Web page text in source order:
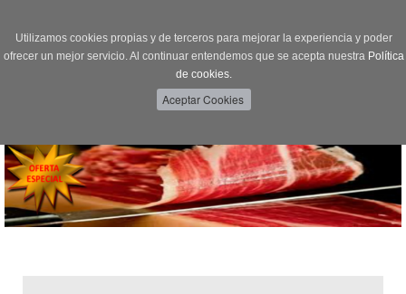
Utilizamos cookies propias y de terceros para mejorar la experiencia y poder
ofrecer un mejor servicio. Al continuar entendemos que se acepta nuestra Política
de cookies.